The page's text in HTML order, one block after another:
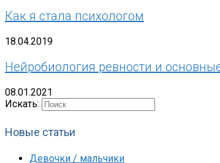
Как я стала психологом
18.04.2019
Нейробиология ревности и
08.01.2021
Искать:
Новые статьи
Девочки / мальчики